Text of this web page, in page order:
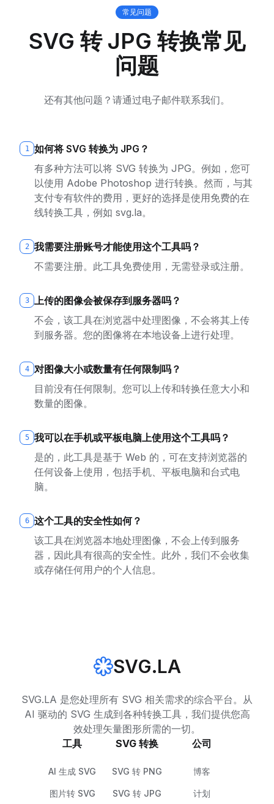
常见问题
SVG 转 JPG 转换常见
问题
还有其他问题？请通过电子邮件联系我们。
1
如何将 SVG 转换为 JPG？
有多种方法可以将 SVG 转换为 JPG。例如，您可
以使用 Adobe Photoshop 进行转换。然而，与其
支付专有软件的费用，更好的选择是使用免费的在
线转换工具，例如 svg.la。
2
我需要注册账号才能使用这个工具吗？
不需要注册。此工具免费使用，无需登录或注册。
3
上传的图像会被保存到服务器吗？
不会，该工具在浏览器中处理图像，不会将其上传
到服务器。您的图像将在本地设备上进行处理。
4
对图像大小或数量有任何限制吗？
目前没有任何限制。您可以上传和转换任意大小和
数量的图像。
5
我可以在手机或平板电脑上使用这个工具吗？
是的，此工具是基于 Web 的，可在支持浏览器的
任何设备上使用，包括手机、平板电脑和台式电
脑。
6
这个工具的安全性如何？
该工具在浏览器本地处理图像，不会上传到服务
器，因此具有很高的安全性。此外，我们不会收集
或存储任何用户的个人信息。
SVG.LA
SVG.LA 是您处理所有 SVG 相关需求的综合平台。从
AI 驱动的 SVG 生成到各种转换工具，我们提供您高
效处理矢量图形所需的一切。
工具
AI 生成 SVG
图片转 SVG
SVG 转换
SVG 转 PNG
SVG 转 JPG
公司
博客
计划